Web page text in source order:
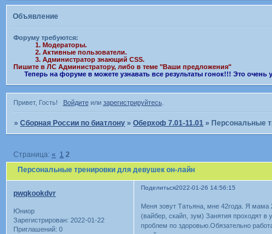
Объявление
Форуму требуются:
1. Модераторы.
2. Активные пользователи.
3. Администратор знающий CSS.
Пишите в ЛС Администратору, либо в теме "Ваши предложения"
Теперь на форуме в можете узнавать все результаты гонок!!! Это
Привет, Гость! Войдитеили зарегистрируйтесь.
»Сборная России по биатлону »Оберхоф 7.01-11.01 »Персональные
Персональные тренировки для девушек он-лайн
Страница:« 1 2
Поделиться2022-01-26 14:56:15
pwqkookdvr
Юниор
Зарегистрирован: 2022-01-22
Приглашений: 0
Меня зовут Татьяна, мне 42года. Я мама
(вайбер, скайп, зум) Занятия проходят
проблем по здоровью.Обязательно